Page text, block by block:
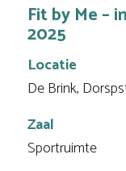
Fit by Me –
2025
Locatie
De Brink,
Zaal
Sportruimte